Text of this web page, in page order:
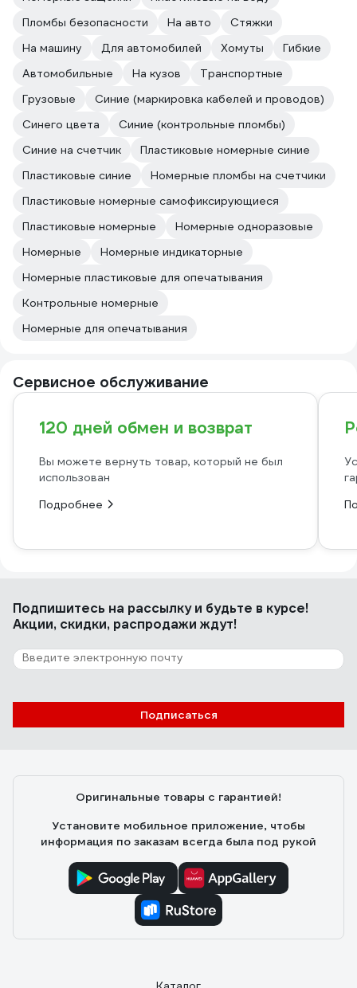
Пломбы безопасности
На авто
Стяжки
На машину
Для автомобилей Хомуты
Гибкие
Автомобильные
На кузов
Транспортные
Грузовые
Синие (маркировка кабелей и проводов)
Синего цвета
Синие (контрольные пломбы)
Синие на счетчик
Пластиковые номерные синие
Пластиковые синие
Номерные пломбы на счетчики
Пластиковые номерные самофиксирующиеся
Пластиковые номерные
Номерные одноразовые
Номерные
Номерные индикаторные
Номерные пластиковые для опечатывания
Контрольные номерные
Номерные для опечатывания
Сервисное обслуживание
120 дней обмен и возврат
Вы можете вернуть товар, который не был
использован
Подробнее
Подпишитесь на рассылкуи будьте в курсе!
Акции, скидки, распродажи ждут!
Подписаться
Оригинальные товары с гарантией!
Установите мобильное приложение, чтобы
информация по заказам всегда была под рукой